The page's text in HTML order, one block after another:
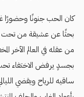
كان الحب جنونًا وحضورًا
بحثًا عن عشيقة من تحت
من عقله في العالم الآخر
بجسدٍ يرفض الاختفاء
ساقيه للرياح ويقضي